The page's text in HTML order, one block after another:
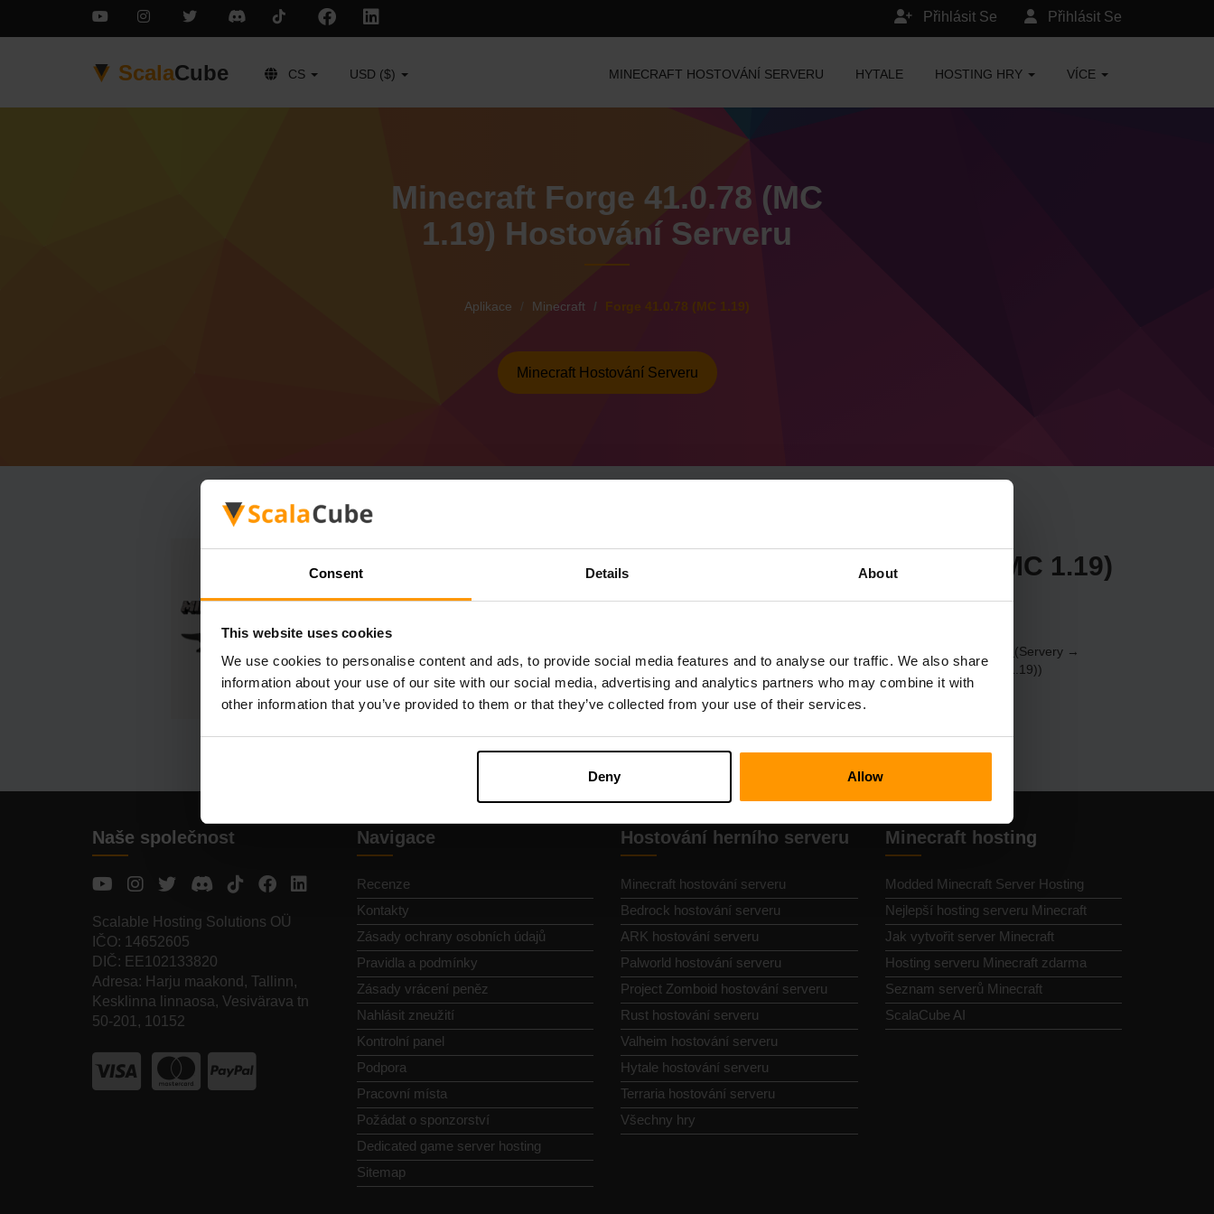
Consent Details About
This website uses cookies
We use cookies to personalise content and ads, to provide social media features and to analyse our traffic. We also share
information about your use of our site with our social media, advertising and analytics partners who may combine it with
other information that you’ve provided to them or that they’ve collected from your use of their services.
Deny Allow
Přihlásit Se
Přihlásit Se
ScalaCube CS USD ($) MINECRAFT HOSTOVÁNÍ SERVERU HYTALE HOSTING HRY VÍCE
Minecraft Forge 41.0.78 (MC
1.19) Hostování Serveru
Aplikace Minecraft Forge 41.0.78 (MC 1.19)
Minecraft Hostování Serveru
Jak vyrobit Minecraft Forge 41.0.78 (MC 1.19)
Server
(Servery →
Vyberte server → Herní servery → Přidat herní server → Forge 41.0.78 (MC 1.19))
Užijte si hraní na serveru!
Naše společnost
Scalable Hosting Solutions OÜ
IČO: 14652605
DIČ: EE102133820
Adresa: Harju maakond, Tallinn,
Kesklinna linnaosa, Vesivärava tn
50-201, 10152
Navigace
Recenze
Kontakty
Zásady ochrany osobních údajů
Pravidla a podmínky
Zásady vrácení peněz
Nahlásit zneužití
Kontrolní panel
Podpora
Pracovní místa
Požádat o sponzorství
Dedicated game server hosting
Sitemap
Hostování herního serveru
Minecraft hostování serveru
Bedrock hostování serveru
ARK hostování serveru
Palworld hostování serveru
Project Zomboid hostování serveru
Rust hostování serveru
Valheim hostování serveru
Hytale hostování serveru
Terraria hostování serveru
Všechny hry
Minecraft hosting
Modded Minecraft Server Hosting
Nejlepší hosting serveru Minecraft
Jak vytvořit server Minecraft
Hosting serveru Minecraft zdarma
Seznam serverů Minecraft
ScalaCube AI